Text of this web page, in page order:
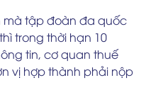
mà tập đoàn đa quốc
trong thời hạn 10
tin, cơ quan thuế
vị hợp thành phải nộp